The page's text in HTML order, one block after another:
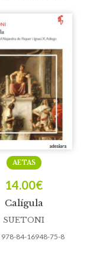
Calígula
AETAS
14.00€
SUETONI
978-84-16948-75-8